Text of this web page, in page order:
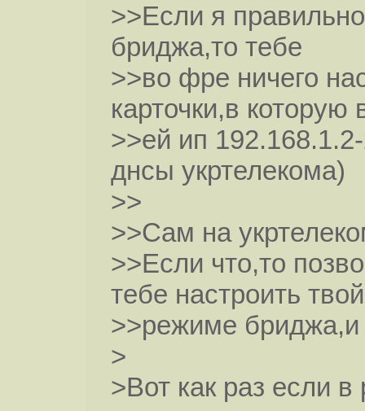
>>Если я
бриджа,то тебе
>>во фре ничего
карточки,в которую
>>ей ип
днсы укртелекома)
>>
>>Сам на
>>Если что,то
тебе настроить
>>режиме бриджа,и
>
>Вот как раз если